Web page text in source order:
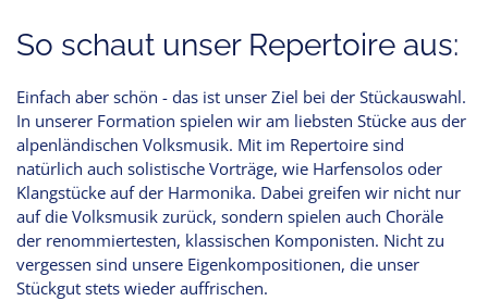
So schaut unser Repertoire aus:
Einfach aber schön - das ist unser Ziel bei der Stückauswahl.
In unserer Formation spielen wir am liebsten Stücke aus der
alpenländischen Volksmusik. Mit im Repertoire sind
natürlich auch solistische Vorträge, wie Harfensolos oder
Klangstücke auf der Harmonika. Dabei greifen wir nicht nur
auf die Volksmusik zurück, sondern spielen auch Choräle
der renommiertesten, klassischen Komponisten. Nicht zu
vergessen sind unsere Eigenkompositionen, die unser
Stückgut stets wieder auffrischen.